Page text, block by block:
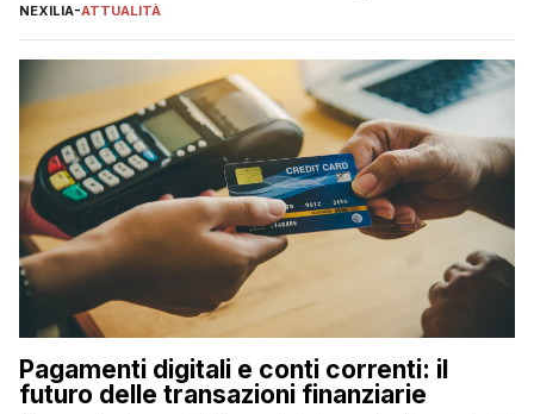
sua complessità e crucialità. A lanciare un messaggio “forte e
NEXILIA-ATTUALITÀ
Pagamenti digitali e conti correnti: il
futuro delle transazioni finanziarie